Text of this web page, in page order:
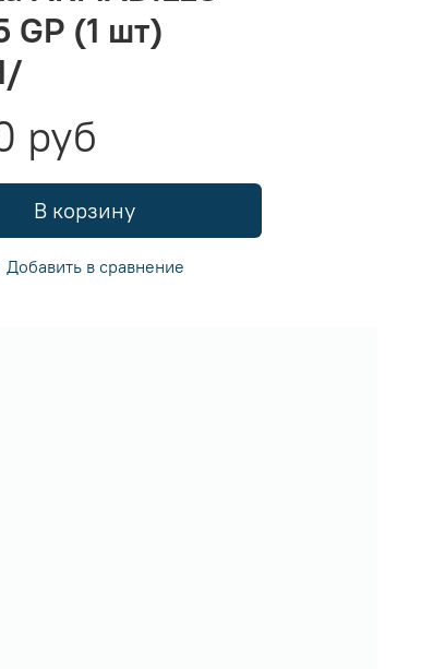
GP (1 шт)
руб
В корзину
Добавить в сравнение